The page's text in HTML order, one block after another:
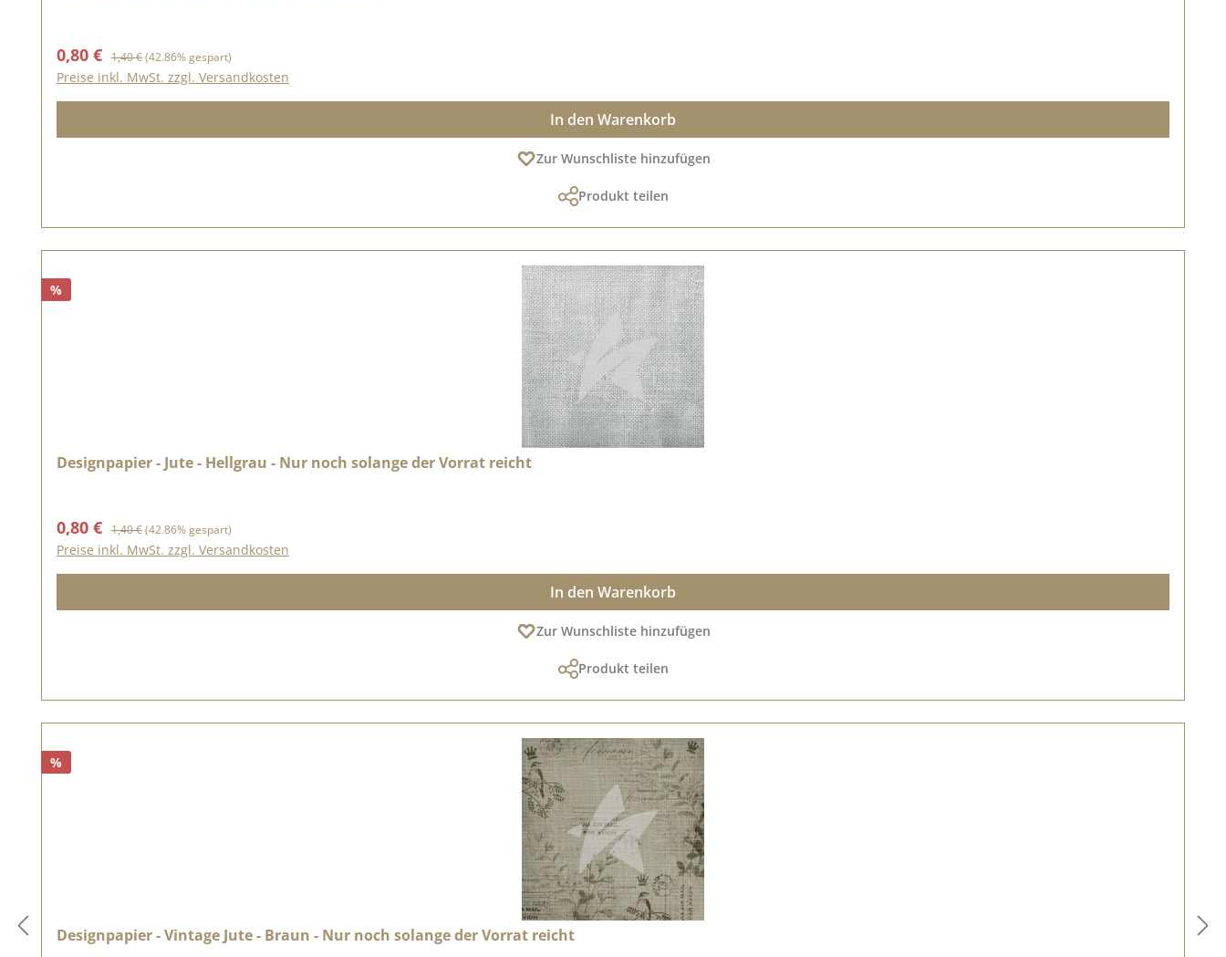
Verkaufspreis:
0,80 € Regulärer Preis:
1,40 €(42.86% gespart)
Preise inkl. MwSt. zzgl. Versandkosten
In den Warenkorb
Zur Wunschliste hinzufügen
Produkt teilen
%
Designpapier - Jute - Hellgrau - Nur noch solange der Vorrat reicht
Verkaufspreis:
0,80 € Regulärer Preis:
1,40 €(42.86% gespart)
Preise inkl. MwSt. zzgl. Versandkosten
In den Warenkorb
Zur Wunschliste hinzufügen
Produkt teilen
%
Designpapier - Vintage Jute - Braun - Nur noch solange der Vorrat reicht